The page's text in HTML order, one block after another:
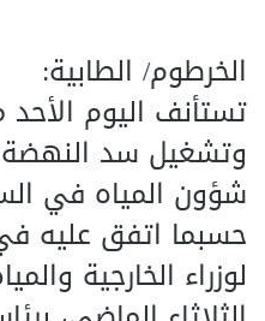
الخرطوم/ الطابية:
تستأنف اليوم
وتشغيل سد النهضة
شؤون المياه في
حسبما اتفق عليه
لوزراء الخارجية